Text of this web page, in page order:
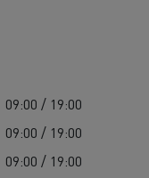
09:00 / 19:00
09:00 / 19:00
09:00 / 19:00